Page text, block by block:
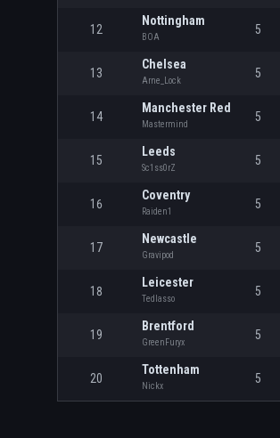
12
Nottingham
BOA
5
13
Chelsea
Arne_Lock
5
14
Manchester Red
Mastermind
5
15
Leeds
Sc1ss0rZ
5
16
Coventry
Raiden1
5
17
Newcastle
Gravipod
5
18
Leicester
Tedlasso
5
19
Brentford
GreenFuryx
5
20
Tottenham
Nickx
5